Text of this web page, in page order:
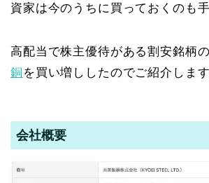
資家は今のうちに買っておくのも
高配当で株主優待がある割安銘柄の
銅 を買い増ししたのでご紹介します
会社概要